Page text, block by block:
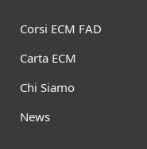
Corsi ECM FAD
Carta ECM
Chi Siamo
News